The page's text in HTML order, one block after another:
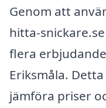
Genom att
hitta-
flera
Eriksmåla.
jämföra priser